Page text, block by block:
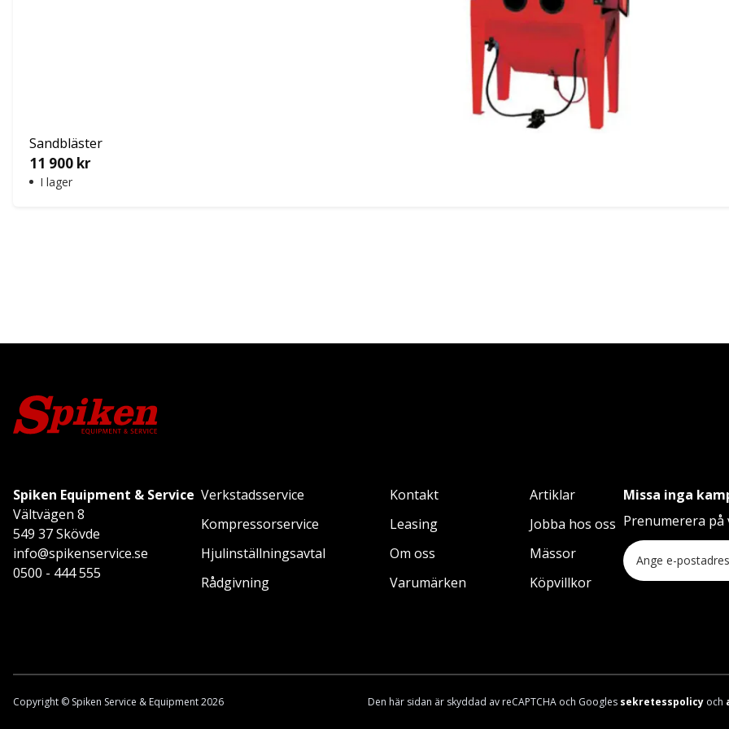
Sandbläster
11 900 kr
I lager
Spiken Equipment & Service
Vältvägen 8
549 37 Skövde
info@spikenservice.se
0500 - 444 555
Verkstadsservice
Kompressorservice
Hjulinställningsavtal
Rådgivning
Kontakt
Leasing
Om oss
Varumärken
Artiklar
Jobba hos oss
Mässor
Köpvillkor
Missa inga
Prenumerera
Den här sidan är skyddad av reCAPTCHA och Googles sekretesspolicy och
Copyright © Spiken Service & Equipment 2026